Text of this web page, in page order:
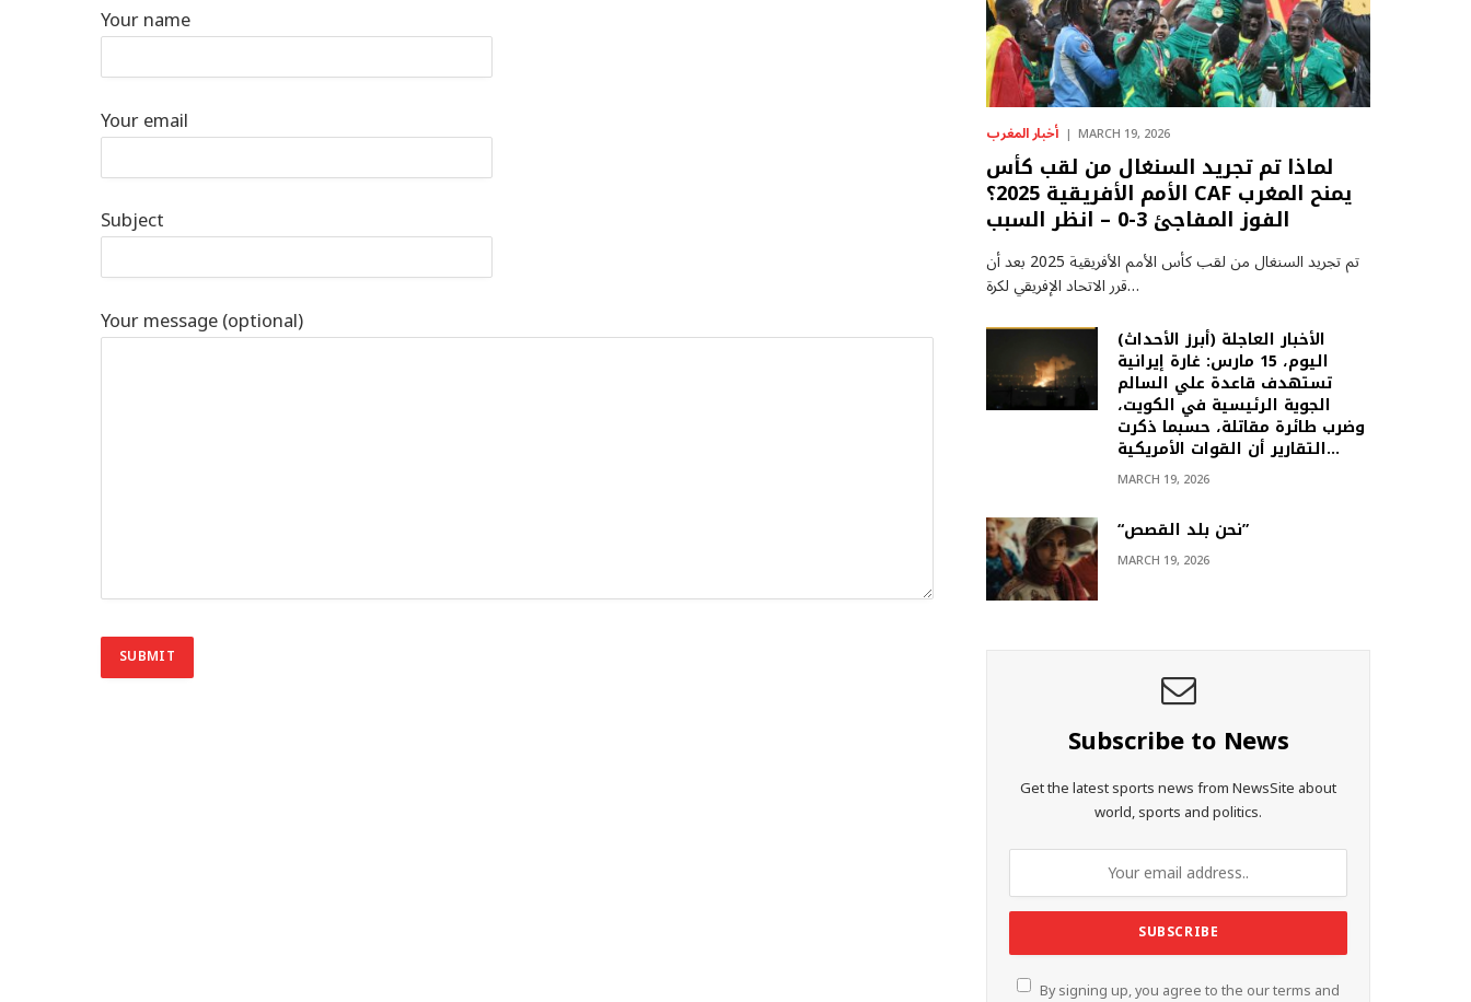
Your name
Your email
Subject
Your message (optional)
أخبار المغرب MARCH 19, 2026
لماذا تم تجريد السنغال من لقب كأس
الأمم الأفريقية 2025؟ CAF يمنح المغرب
الفوز المفاجئ 3-0 – انظر السبب
تم تجريد السنغال من لقب كأس الأمم الأفريقية 2025 بعد أن
قرر الاتحاد الإفريقي لكرة…
(أبرز الأحداث) الأخبار العاجلة
اليوم، 15 مارس: غارة إيرانية
تستهدف قاعدة علي السالم
الجوية الرئيسية في الكويت،
وضرب طائرة مقاتلة، حسبما ذكرت
التقارير أن القوات الأمريكية…
MARCH 19, 2026
“نحن بلد القصص”
MARCH 19, 2026
Subscribe to News
Get the latest sports news from NewsSite about
world, sports and politics.
By signing up, you agree to the our terms and